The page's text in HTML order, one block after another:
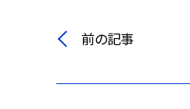
前の記事